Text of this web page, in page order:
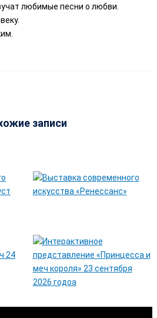
любимые песни о любви.
записи